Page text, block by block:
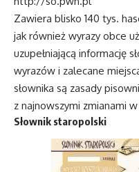
Zawiera blisko 140 tys.
jak również wyrazy obce
uzupełniającą informację
wyrazów i zalecane
słownika są zasady
z najnowszymi zmianami
Słownik staropolski